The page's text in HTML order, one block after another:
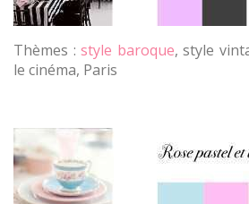
Thèmes :style baroque, style
le cinéma, Paris